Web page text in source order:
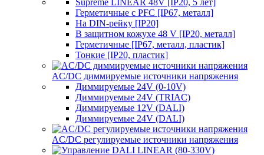
Supreme LINEAR 48V [IP20, 5 лет]
Герметичные с PFC [IP67, металл]
На DIN-рейку [IP20]
В защитном кожухе 48 V [IP20, металл]
Герметичные [IP67, металл, пластик]
Тонкие [IP20, пластик]
AC/DC диммируемые источники напряжения
Диммируемые 24V (0-10V)
Диммируемые 24V (TRIAC)
Диммируемые 12V (DALI)
Диммируемые 24V (DALI)
AC/DC регулируемые источники напряжения